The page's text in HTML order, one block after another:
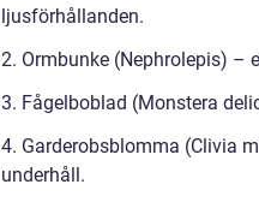
ljusförhållanden.
2. Ormbunke (Nephrolepis) –
3. Fågelboblad (Monstera
4. Garderobsblomma (Clivia
underhåll.